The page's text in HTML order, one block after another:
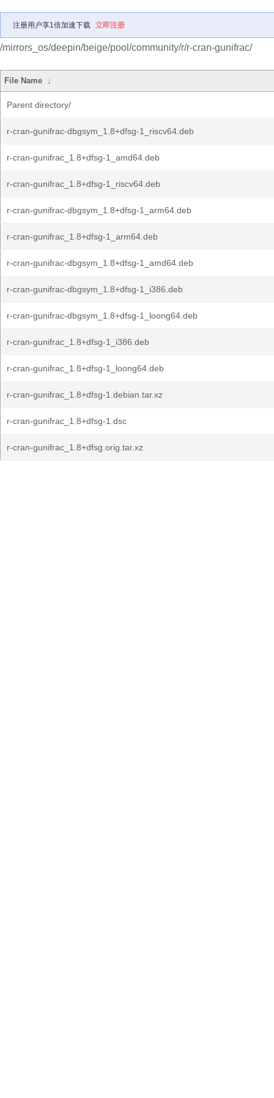
注册用户享1倍加速下载 立即注册
/mirrors_os/deepin/beige/pool/community/r/r-cran-gunifrac/
File Name ↓
Parent directory/
r-cran-gunifrac-dbgsym_1.8+dfsg-1_riscv64.deb
r-cran-gunifrac_1.8+dfsg-1_amd64.deb
r-cran-gunifrac_1.8+dfsg-1_riscv64.deb
r-cran-gunifrac-dbgsym_1.8+dfsg-1_arm64.deb
r-cran-gunifrac_1.8+dfsg-1_arm64.deb
r-cran-gunifrac-dbgsym_1.8+dfsg-1_amd64.deb
r-cran-gunifrac-dbgsym_1.8+dfsg-1_i386.deb
r-cran-gunifrac-dbgsym_1.8+dfsg-1_loong64.deb
r-cran-gunifrac_1.8+dfsg-1_i386.deb
r-cran-gunifrac_1.8+dfsg-1_loong64.deb
r-cran-gunifrac_1.8+dfsg-1.debian.tar.xz
r-cran-gunifrac_1.8+dfsg-1.dsc
r-cran-gunifrac_1.8+dfsg.orig.tar.xz